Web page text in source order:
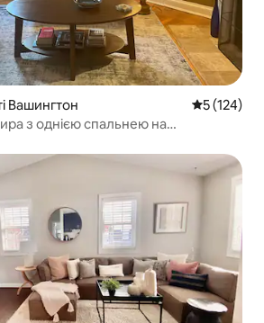
Вашингтон Середня
5 (124)
з однією спальнею на